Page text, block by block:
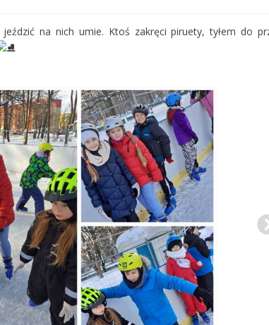
na nich umie. Ktoś zakręci piruety, tyłem do